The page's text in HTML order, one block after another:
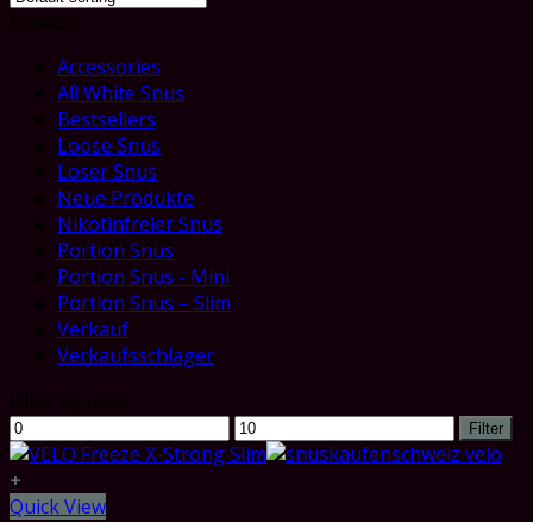
Accessories
All White Snus
Bestsellers
Loose Snus
Loser Snus
Neue Produkte
Nikotinfreier Snus
Portion Snus
Portion Snus - Mini
Portion Snus – Slim
Verkauf
Verkaufsschlager
Min
price
Max
price
Filter
+
Quick View